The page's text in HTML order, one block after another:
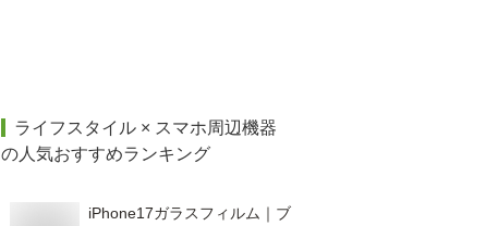
ライフスタイル × スマホ周辺機器
の人気おすすめランキング
iPhone17ガラスフィルム｜ブ